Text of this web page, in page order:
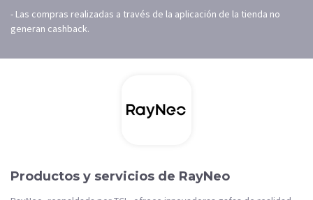
- Las compras realizadas a través de la aplicación de la tienda no
generan cashback.
Productos y servicios de RayNeo